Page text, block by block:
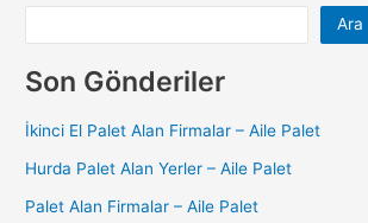
Ara
Son Gönderiler
İkinci El Palet Alan Firmalar – Aile Palet
Hurda Palet Alan Yerler – Aile Palet
Palet Alan Firmalar – Aile Palet